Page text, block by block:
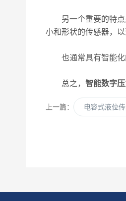
另一个重要的特点是
小和形状的传感器，
也通常具有智能化的
总之， 智能数字
上一篇： 电容式液位